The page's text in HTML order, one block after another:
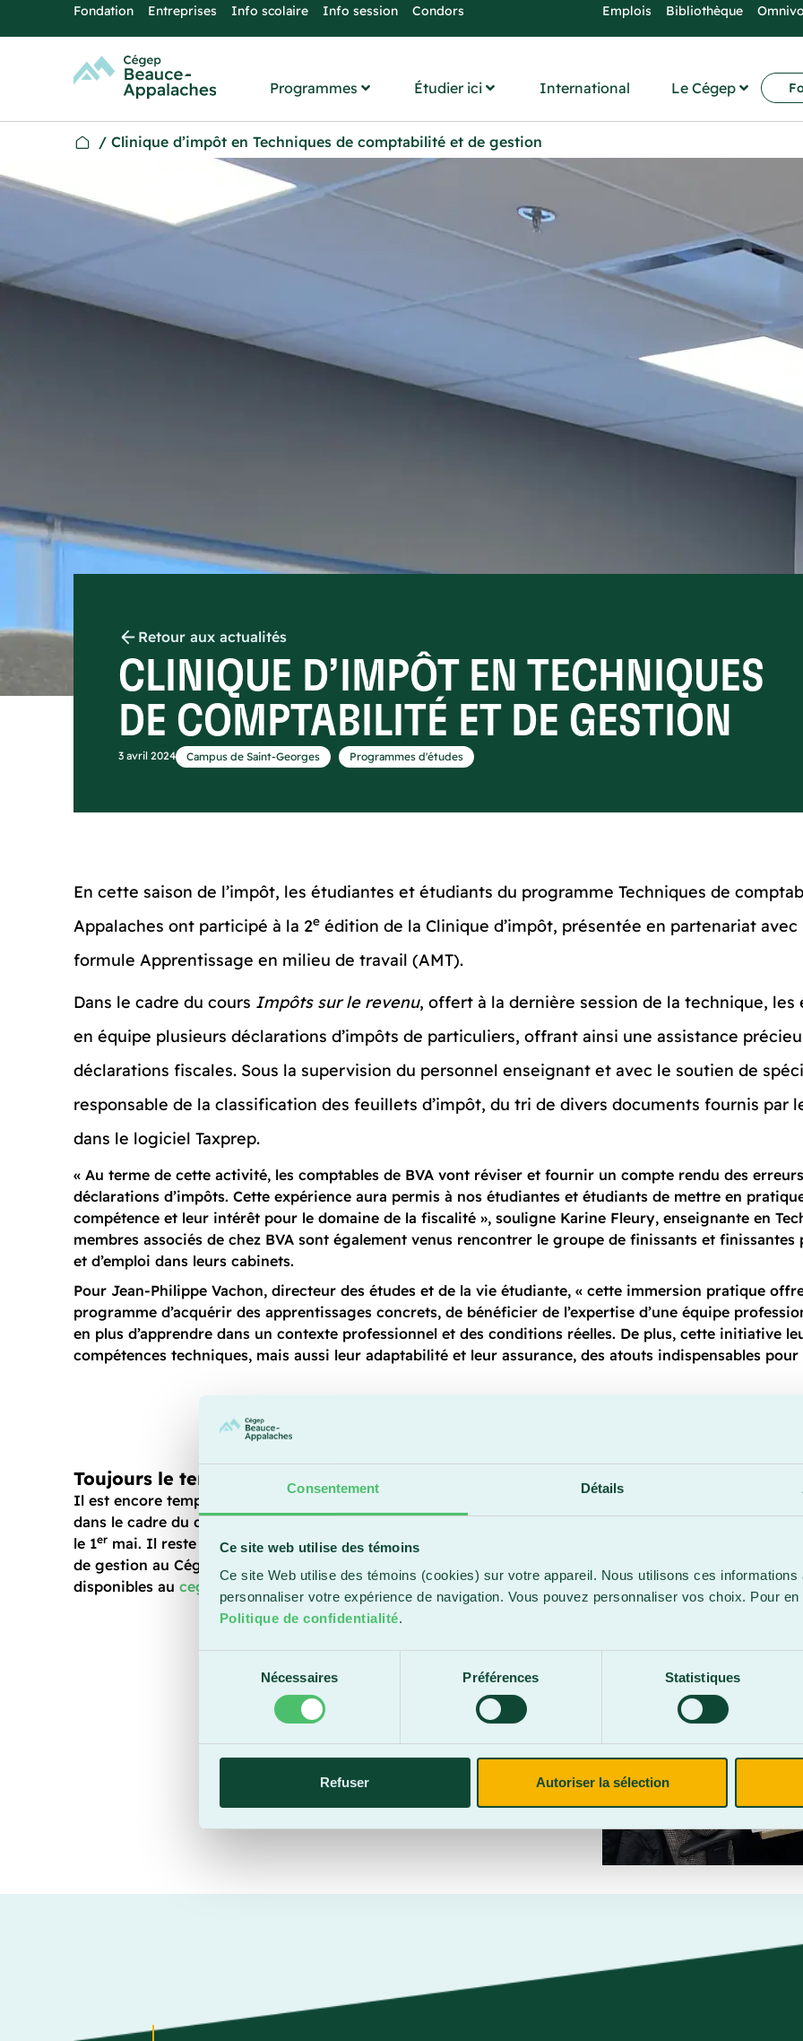
Consentement Détails
Ce site web utilise des témoins
Ce site Web utilise des témoins (cookies) sur votre appareil. Nous utilisons ces informations
personnaliser votre expérience de navigation. Vous pouvez personnaliser vos choix. Pour
Politique de confidentialité.
consentement
Nécessaires Préférences Statistiques
Refuser Autoriser la sélection
Fondation Entreprises Info scolaire Info session Condors Emplois Bibliothèque
Programmes Étudier ici International Le Cégep
/ Clinique d’impôt en Techniques de comptabilité et de gestion
Retour aux actualités
CLINIQUE D’IMPÔT EN TECHNIQUES
DE COMPTABILITÉ ET DE GESTION
3 avril 2024 Campus de Saint-Georges , Programmes d'études
En cette saison de l’impôt, les étudiantes et étudiants du programme Techniques de
Appalaches ont participé à la 2e édition de la Clinique d’impôt, présentée en partenariat
formule Apprentissage en milieu de travail (AMT).
Dans le cadre du cours Impôts sur le revenu, offert à la dernière session de la technique,
en équipe plusieurs déclarations d’impôts de particuliers, offrant ainsi une assistance
déclarations fiscales. Sous la supervision du personnel enseignant et avec le soutien de
responsable de la classification des feuillets d’impôt, du tri de divers documents fournis par
dans le logiciel Taxprep.
« Au terme de cette activité, les comptables de BVA vont réviser et fournir un compte rendu des
déclarations d’impôts. Cette expérience aura permis à nos étudiantes et étudiants de mettre en
compétence et leur intérêt pour le domaine de la fiscalité », souligne Karine Fleury, enseignante en
membres associés de chez BVA sont également venus rencontrer le groupe de finissants et
et d’emploi dans leurs cabinets.
Pour Jean-Philippe Vachon, directeur des études et de la vie étudiante, « cette immersion pratique
programme d’acquérir des apprentissages concrets, de bénéficier de l’expertise d’une équipe
en plus d’apprendre dans un contexte professionnel et des conditions réelles. De plus, cette initiative
compétences techniques, mais aussi leur adaptabilité et leur assurance, des atouts indispensables
Toujours le temps de s’inscrire
Il est encore temps de soumettre une demande d’admission
dans le cadre du deuxième tour d’inscription qui prendra fin
le 1er mai. Il reste de la place en Techniques de comptabilité et
de gestion au Cégep Beauce-Appalaches. Tous les détails sont
disponibles au cegepba.qc.ca